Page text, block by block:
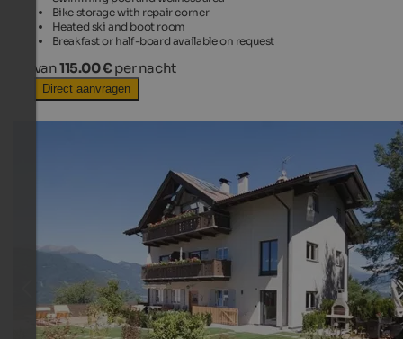
Bike storage with repair corner
Heated ski and boot room
Breakfast or half-board available on request
van115.00 € per nacht
Direct aanvragen